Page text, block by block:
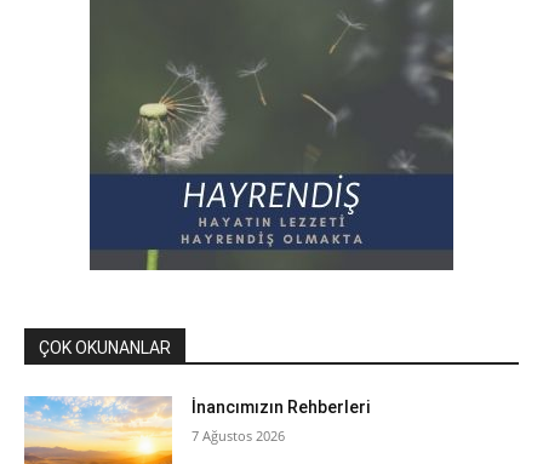
ÇOK OKUNANLAR
İnancımızın Rehberleri
7 Ağustos 2026